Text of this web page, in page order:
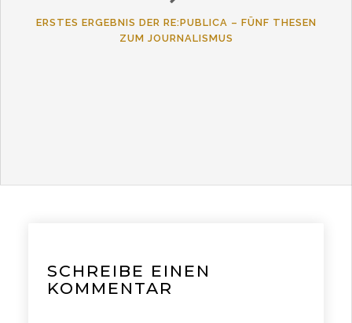
ERSTES ERGEBNIS DER RE:PUBLICA – FÜNF THESEN
ZUM JOURNALISMUS
SCHREIBE EINEN
KOMMENTAR